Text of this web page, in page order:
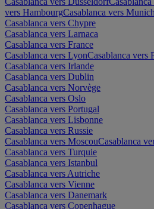
vers HambourgCasablanca vers Munich
Casablanca vers Chypre
Casablanca vers Larnaca
Casablanca vers France
Casablanca vers LyonCasablanca vers
Casablanca vers Irlande
Casablanca vers Dublin
Casablanca vers Norvège
Casablanca vers Oslo
Casablanca vers Portugal
Casablanca vers Lisbonne
Casablanca vers Russie
Casablanca vers MoscouCasablanca
Casablanca vers Turquie
Casablanca vers Istanbul
Casablanca vers Autriche
Casablanca vers Vienne
Casablanca vers Danemark
Casablanca vers Copenhague